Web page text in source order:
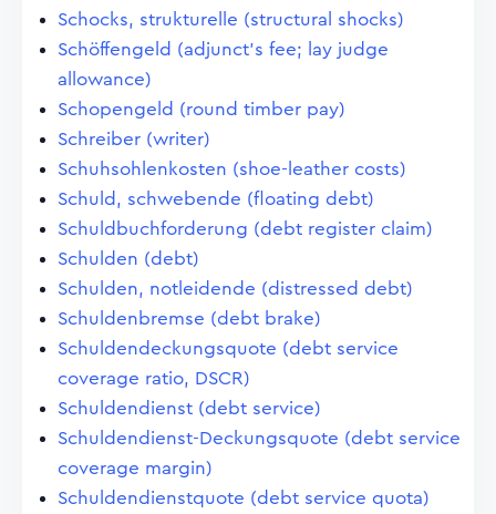
Schocks, strukturelle (structural shocks)
Schöffengeld (adjunct's fee; lay judge
allowance)
Schopengeld (round timber pay)
Schreiber (writer)
Schuhsohlenkosten (shoe-leather costs)
Schuld, schwebende (floating debt)
Schuldbuchforderung (debt register claim)
Schulden (debt)
Schulden, notleidende (distressed debt)
Schuldenbremse (debt brake)
Schuldendeckungsquote (debt service
coverage ratio, DSCR)
Schuldendienst (debt service)
Schuldendienst-Deckungsquote (debt service
coverage margin)
Schuldendienstquote (debt service quota)